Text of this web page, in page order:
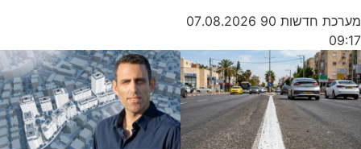
מערכת חדשות 90
07.08.2026
09:17